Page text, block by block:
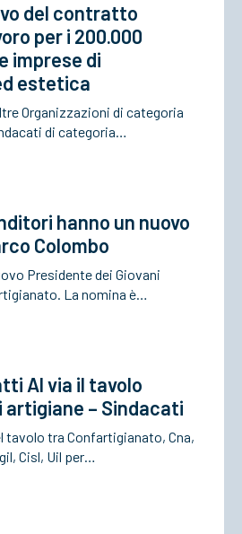
del contratto
per i 200.000
imprese di
estetica
Organizzazioni di categoria
di categoria…
hanno un nuovo
Colombo
Presidente dei Giovani
La nomina è…
Al via il tavolo
artigiane – Sindacati
tavolo tra Confartigianato, Cna,
Cisl, Uil per…